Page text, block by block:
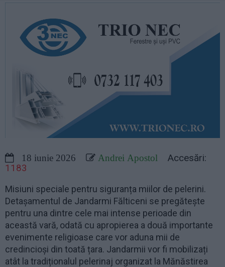
18 iunie 2026 Andrei Apostol
Accesări:
1183
Misiuni speciale pentru siguranța miilor de pelerini.
Detașamentul de Jandarmi Fălticeni se pregătește
pentru una dintre cele mai intense perioade din
această vară, odată cu apropierea a două importante
evenimente religioase care vor aduna mii de
credincioși din toată țara. Jandarmii vor fi mobilizați
atât la tradiționalul pelerinaj organizat la Mănăstirea